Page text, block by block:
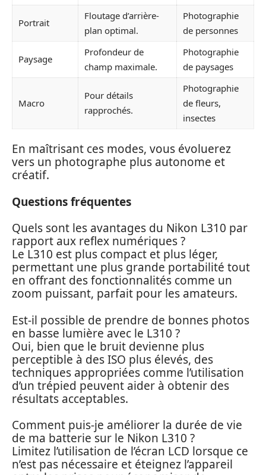
Portrait
Floutage d’arrière-
plan optimal.
Photographie
de personnes
Paysage
Profondeur de
champ maximale.
Photographie
de paysages
Macro
Pour détails
rapprochés.
Photographie
de fleurs,
insectes
En maîtrisant ces modes, vous évoluerez
vers un photographe plus autonome et
créatif.
Questions fréquentes
Quels sont les avantages du Nikon L310 par
rapport aux reflex numériques ?
Le L310 est plus compact et plus léger,
permettant une plus grande portabilité tout
en offrant des fonctionnalités comme un
zoom puissant, parfait pour les amateurs.
Est-il possible de prendre de bonnes photos
en basse lumière avec le L310 ?
Oui, bien que le bruit devienne plus
perceptible à des ISO plus élevés, des
techniques appropriées comme l’utilisation
d’un trépied peuvent aider à obtenir des
résultats acceptables.
Comment puis-je améliorer la durée de vie
de ma batterie sur le Nikon L310 ?
Limitez l’utilisation de l’écran LCD lorsque ce
n’est pas nécessaire et éteignez l’appareil